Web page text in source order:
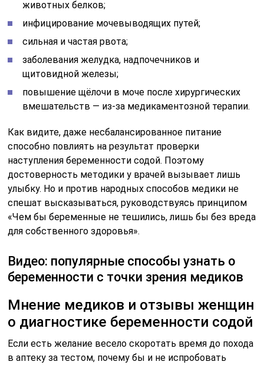
животных белков;
инфицирование мочевыводящих путей;
сильная и частая рвота;
заболевания желудка, надпочечников и
щитовидной железы;
повышение щёлочи в моче после хирургических
вмешательств — из-за медикаментозной терапии.
Как видите, даже несбалансированное питание
способно повлиять на результат проверки
наступления беременности содой. Поэтому
достоверность методики у врачей вызывает лишь
улыбку. Но и против народных способов медики не
спешат высказываться, руководствуясь принципом
«Чем бы беременные не тешились, лишь бы без вреда
для собственного здоровья».
Видео: популярные способы узнать о
беременности с точки зрения медиков
Мнение медиков и отзывы женщин
о диагностике беременности содой
Если есть желание весело скоротать время до похода
в аптеку за тестом, почему бы и не испробовать